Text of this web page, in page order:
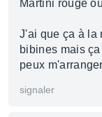
Martini rouge
J'ai que ça à la
bibines mais
peux
signaler